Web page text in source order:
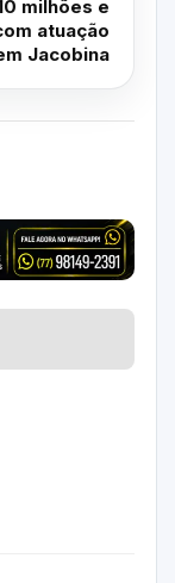
milhões e
atuação
Jacobina